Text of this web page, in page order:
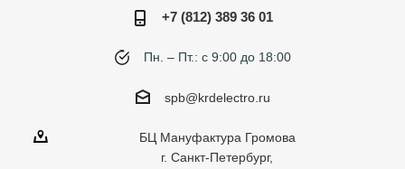
+7 (812) 389 36 01
Пн. – Пт.: с 9:00 до 18:00
spb@krdelectro.ru
БЦ Мануфактура Громова
г. Санкт-Петербург,